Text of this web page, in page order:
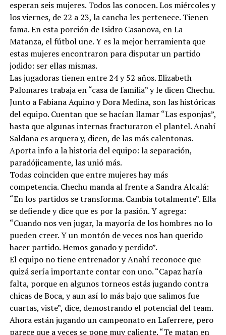
esperan seis mujeres. Todos las conocen. Los miércoles y
los viernes, de 22 a 23, la cancha les pertenece. Tienen
fama. En esta porción de Isidro Casanova, en La
Matanza, el fútbol une. Y es la mejor herramienta que
estas mujeres encontraron para disputar un partido
jodido: ser ellas mismas.
Las jugadoras tienen entre 24 y 52 años. Elizabeth
Palomares trabaja en “casa de familia” y le dicen Chechu.
Junto a Fabiana Aquino y Dora Medina, son las históricas
del equipo. Cuentan que se hacían llamar “Las esponjas”,
hasta que algunas internas fracturaron el plantel. Anahí
Saldaña es arquera y, dicen, de las más calentonas.
Aporta info a la historia del equipo: la separación,
paradójicamente, las unió más.
Todas coinciden que entre mujeres hay más
competencia. Chechu manda al frente a Sandra Alcalá:
“En los partidos se transforma. Cambia totalmente”. Ella
se defiende y dice que es por la pasión. Y agrega:
“Cuando nos ven jugar, la mayoría de los hombres no lo
pueden creer. Y un montón de veces nos han querido
hacer partido. Hemos ganado y perdido”.
El equipo no tiene entrenador y Anahí reconoce que
quizá sería importante contar con uno. “Capaz haría
falta, porque en algunos torneos estás jugando contra
chicas de Boca, y aun así lo más bajo que salimos fue
cuartas, viste”, dice, demostrando el potencial del team.
Ahora están jugando un campeonato en Laferrere, pero
parece que a veces se pone muy caliente. “Te matan en